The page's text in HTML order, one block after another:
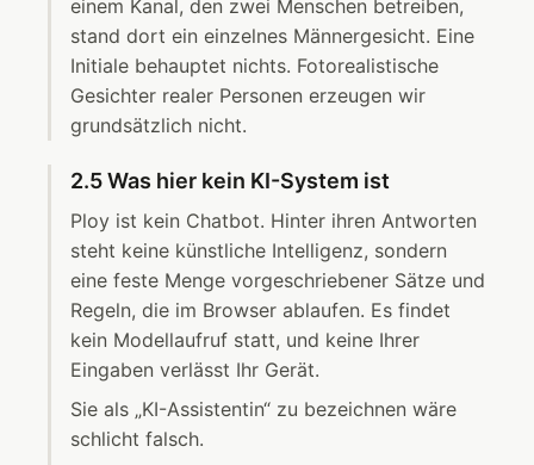
einem Kanal, den zwei Menschen betreiben,
stand dort ein einzelnes Männergesicht. Eine
Initiale behauptet nichts. Fotorealistische
Gesichter realer Personen erzeugen wir
grundsätzlich nicht.
2.5 Was hier kein KI-System ist
Ploy ist kein Chatbot. Hinter ihren Antworten
steht keine künstliche Intelligenz, sondern
eine feste Menge vorgeschriebener Sätze und
Regeln, die im Browser ablaufen. Es findet
kein Modellaufruf statt, und keine Ihrer
Eingaben verlässt Ihr Gerät.
Sie als „KI-Assistentin“ zu bezeichnen wäre
schlicht falsch.